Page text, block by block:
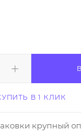
В 1 КЛИК
крупный